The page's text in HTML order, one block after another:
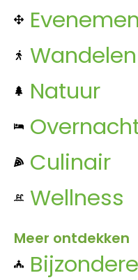
Wandelen
Natuur
Culinair
Wellness
Meer ontdekken